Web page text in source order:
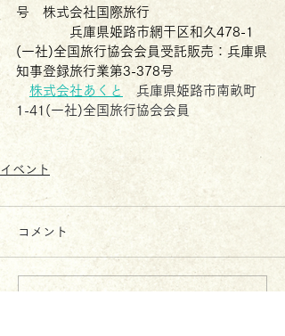
号　株式会社国際旅行
兵庫県姫路市網干区和久478-1
(一社)全国旅行協会会員受託販売：兵庫県
知事登録旅行業第3-378号
株式会社あくと
兵庫県姫路市南畝町
1-41(一社)全国旅行協会会員
イベント
コメント